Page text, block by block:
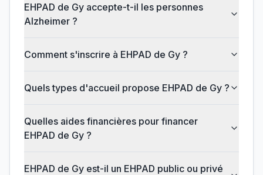
EHPAD de Gy accepte-t-il les personnes
Alzheimer ?
Comment s'inscrire à EHPAD de Gy ?
Quels types d'accueil propose EHPAD de Gy ?
Quelles aides financières pour financer
EHPAD de Gy ?
EHPAD de Gy est-il un EHPAD public ou privé